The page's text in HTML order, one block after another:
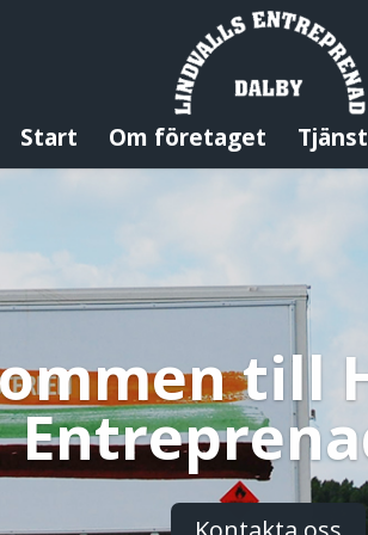
Start Om företaget
till